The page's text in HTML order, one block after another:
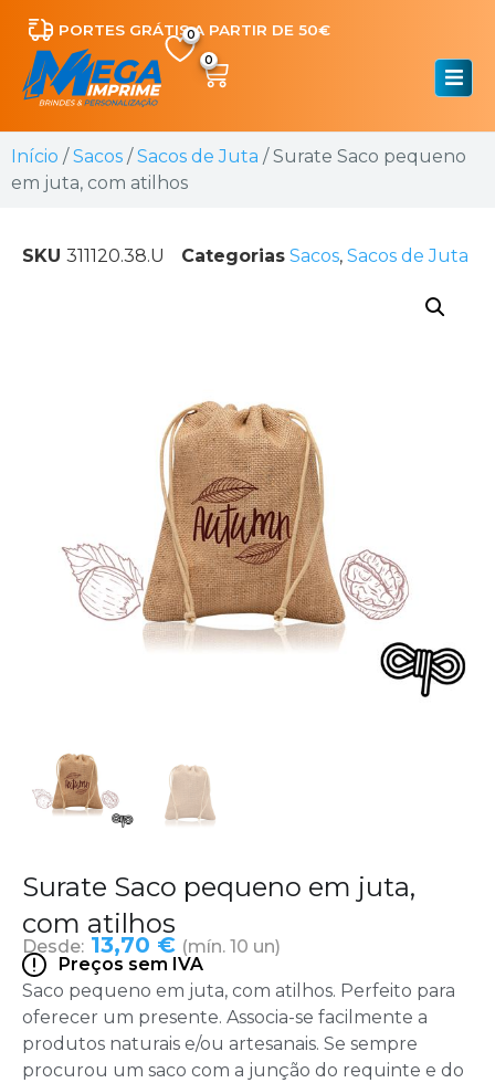
PORTES GRÁTIS A PARTIR DE 50€
0
Início /Sacos /Sacos de Juta / Surate Saco pequeno
em juta, com atilhos
SKU 311120.38.U Categorias Sacos, Sacos de Juta
Surate Saco pequeno em juta,
com atilhos
Desde: 13,70 € (mín. 10 un)
Preços sem IVA
Saco pequeno em juta, com atilhos. Perfeito para
oferecer um presente. Associa-se facilmente a
produtos naturais e/ou artesanais. Se sempre
procurou um saco com a junção do requinte e do